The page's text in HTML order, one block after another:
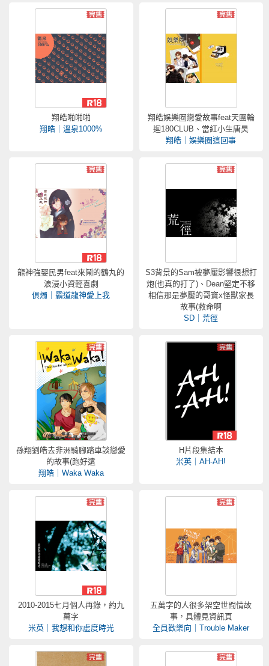
翔皓啪啪啪
翔皓｜溫泉1000%
翔皓娛樂圈戀愛故事feat天團輪
迴180CLUB、當紅小生唐昊
翔皓｜娛樂圈這回事
龍神強娶民男feat來鬧的鶴丸的
浪漫小資輕喜劇
俱燭｜霸道龍神愛上我
S3背景的Sam被夢魘影響很想打
炮(也真的打了)、Dean堅定不移
相信那是夢魘的哥寶x怪獸家長
故事(救命啊
SD｜荒徑
孫翔劉皓去非洲騎腳踏車談戀愛
的故事(跑好遠
翔皓｜Waka Waka
H片段集結本
米英｜AH-AH!
2010-2015七月個人再錄，約九
萬字
米英｜我想和你虛度時光
五萬字的人很多架空世間情故
事，具體見資訊頁
全員歡樂向｜Trouble Maker